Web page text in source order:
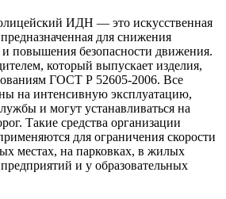
ИДН — это искусственная
для снижения
и повышения безопасности движения.
который выпускает изделия,
ГОСТ Р 52605-2006. Все
на интенсивную эксплуатацию,
и могут устанавливаться на
Такие средства организации
для ограничения скорости
местах, на парковках, в жилых
и у образовательных